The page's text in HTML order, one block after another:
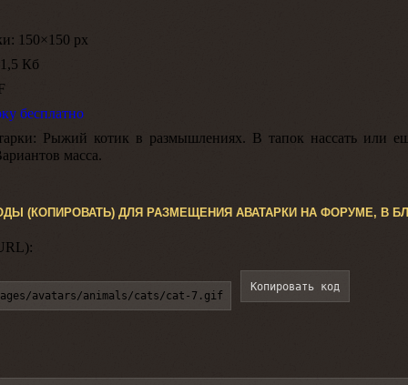
150×150 px
Кб
бесплатно
Рыжий котик в размышлениях. В тапок нассать или
масса.
(КОПИРОВАТЬ) ДЛЯ РАЗМЕЩЕНИЯ АВАТАРКИ НА ФОРУМЕ, В
avatars/animals/cats/cat-7.gif
Копировать код